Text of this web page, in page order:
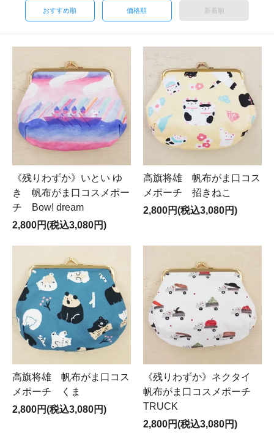
おすすめ順 価格順 新着順
《残りわずか》いとい ゆ
き 帆布がま口コスメポー
チ Bow! dream
2,800円(税込3,080円)
高旗将雄 帆布がま口コス
メポーチ 招きねこ
2,800円(税込3,080円)
高旗将雄 帆布がま口コス
メポーチ くま
2,800円(税込3,080円)
《残りわずか》ネクタイ
帆布がま口コスメポーチ
TRUCK
2,800円(税込3,080円)